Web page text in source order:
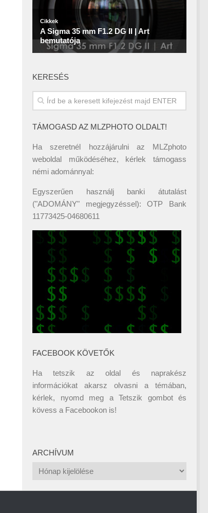
KERESÉS
TÁMOGASD AZ MLZPHOTO OLDALT!
Ha szeretnél hozzájárulni az MLZphoto
weboldal működéséhez, kérlek támogass
némi adománnyal:
Egyszerűen használj banki átutalást
("ADOMÁNY" megjegyzéssel): OTP Bank
11773425-04680611
FACEBOOK KÖVETŐK
Ha tetszik az oldal és naprakész
információkat akarsz olvasni a témában,
kérlek, nyomd meg a Tetszik gombot és
kövess a Facebookon is!
ARCHÍVUM
Archívum